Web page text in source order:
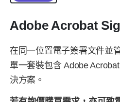
Adobe Acrobat
在同一位置電子簽署文件並
單一套裝包含 Adobe
決方案。